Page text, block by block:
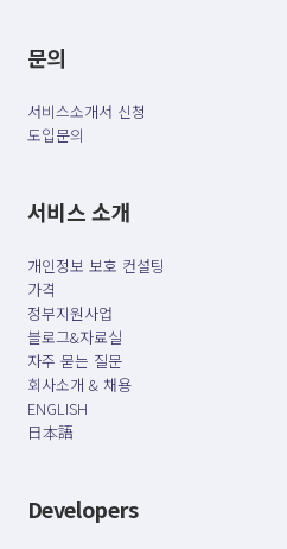
문의
서비스소개서 신청
도입문의
서비스 소개
개인정보 보호 컨설팅
가격
정부지원사업
블로그&자료실
자주 묻는 질문
회사소개 & 채용
ENGLISH
日本語
Developers